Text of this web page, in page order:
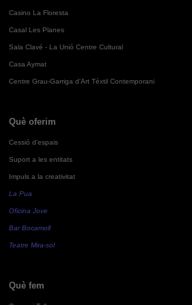
Casino La Floresta
Casal Les Planes
Sala Clavé - La Unió Centre Cultural
Casa Aymat
Centre Grau-Garriga d'Art Tèxtil Contemporani
Què oferim
Cessió d'espais
Suport a les entitats
Impuls a la creativitat
La Pua
Oficina Jove
Bar Bocamoll
Teatre Mira-sol
Què fem